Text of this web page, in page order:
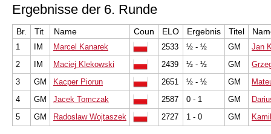
Ergebnisse der 6. Runde
Br. Tit Name Coun ELO Ergebnis Titel
1 IM Marcel Kanarek 2533 ½ - ½ GM
Jan
2
IM Maciej Klekowski 2439 ½ - ½ GM
3
GM Kacper Piorun 2651 ½ - ½ GM
4
GM Jacek Tomczak 2587 0 - 1 GM
5
GM Radoslaw Wojtaszek 2727 1 - 0 GM